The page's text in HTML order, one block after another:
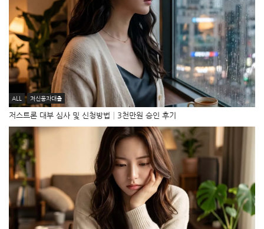
ALL 저신용자대출
저스트론 대부 심사 및 신청방법│3천만원 승인 후기